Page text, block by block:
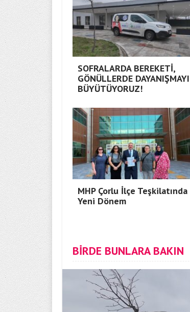
SOFRALARDA BEREKETİ,
GÖNÜLLERDE DAYANIŞMAYI
BÜYÜTÜYORUZ!
MHP Çorlu İlçe Teşkilatında
Yeni Dönem
BİRDE BUNLARA BAKIN